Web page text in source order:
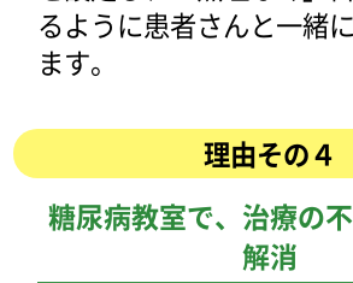
るように患者さんと一緒
ます。
理由その４
糖尿病教室で、治療の
解消